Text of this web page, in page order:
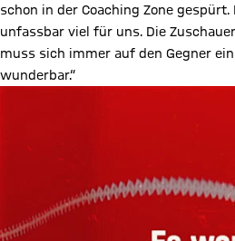
schon in der Coaching Zone
unfassbar viel für uns. Die
muss sich immer auf den Gegner
wunderbar.“